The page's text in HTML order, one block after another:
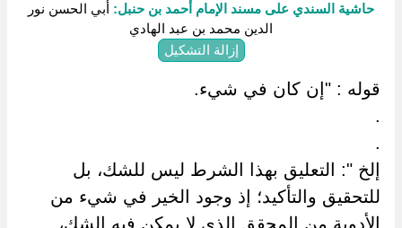
حاشية السندي على مسند الإمام أحمد بن حنبل: أبي الحسن نور
الدين محمد بن عبد الهادي
إزالة التشكيل
قوله : "إن كان في شيء.
.
.
إلخ ": التعليق بهذا الشرط ليس للشك، بل
للتحقيق والتأكيد؛ إذ وجود الخير في شيء من
الأدوية من المحقق الذي لا يمكن فيه الشك،